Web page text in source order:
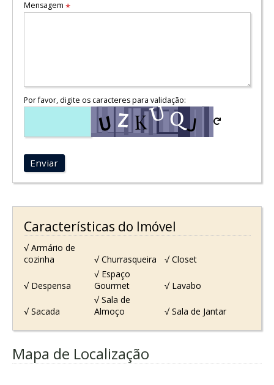
Mensagem *
Por favor, digite os caracteres para validação:
Enviar
Características do Imóvel
√ Armário de
cozinha
√ Churrasqueira √ Closet
√ Despensa
√ Espaço
Gourmet
√ Lavabo
√ Sacada
√ Sala de
Almoço
√ Sala de Jantar
Mapa de Localização